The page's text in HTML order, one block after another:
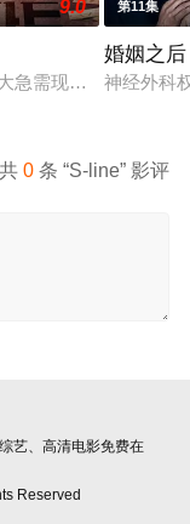
发现只要轻轻一碰
9.0
急需现金，于是和有
第11集
婚姻之后
神经外科
共0 条 “S-line” 影评
艺、高清电影免费在
Reserved